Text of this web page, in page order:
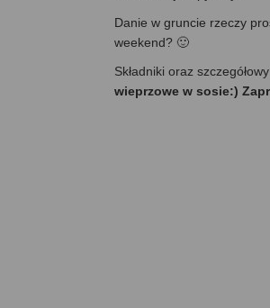
Danie w gruncie rzeczy
weekend? 🙂
Składniki oraz szczegółowy
wieprzowe w sosie:)